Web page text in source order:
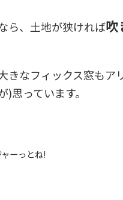
ら、土地が狭ければ吹
きなフィックス窓もア
)思っています。
ーっとね!